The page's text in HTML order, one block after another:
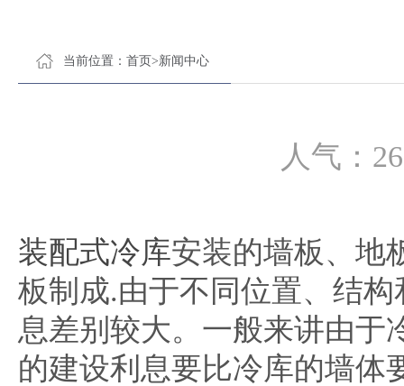
当前位置： 首页>新闻中心
人气：
装配式冷库安装的墙板、地
板制成.由于不同位置、结
息差别较大。一般来讲由于
的建设利息要比冷库的墙体